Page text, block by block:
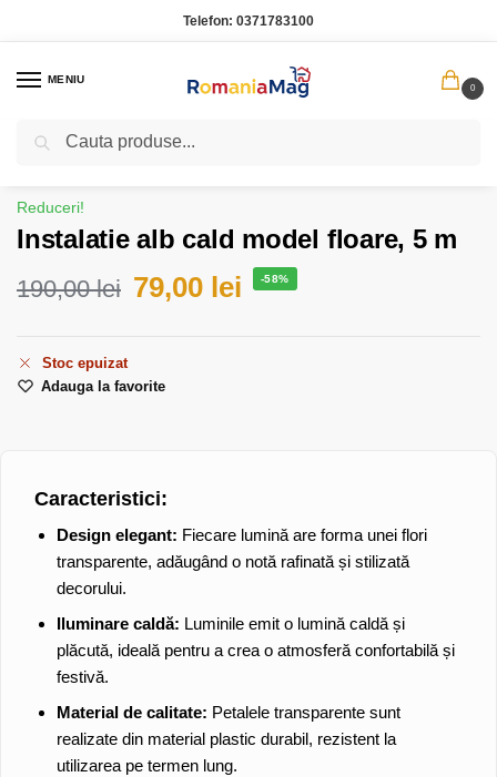
Telefon: 0371783100
MENIU
0
Prima pagină / Produse de sezon
Reduceri!
Instalatie alb cald model floare, 5 m
190,00lei 79,00 lei -58%
Stoc epuizat
Adauga la favorite
Caracteristici:
Design elegant: Fiecare lumină are forma unei flori
transparente, adăugând o notă rafinată și stilizată
decorului.
Iluminare caldă: Luminile emit o lumină caldă și
plăcută, ideală pentru a crea o atmosferă confortabilă și
festivă.
Material de calitate: Petalele transparente sunt
realizate din material plastic durabil, rezistent la
utilizarea pe termen lung.